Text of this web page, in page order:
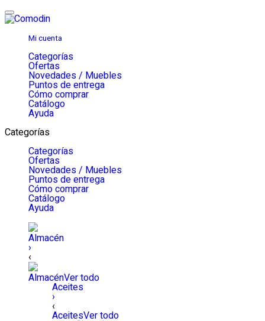
Mi cuenta
Categorías
Ofertas
Novedades / Muebles
Puntos de entrega
Cómo comprar
Catálogo
Ayuda
Categorías
Categorías
Ofertas
Novedades / Muebles
Puntos de entrega
Cómo comprar
Catálogo
Ayuda
Almacén
›
‹
AlmacénVer todo
Aceites
›
‹
AceitesVer todo